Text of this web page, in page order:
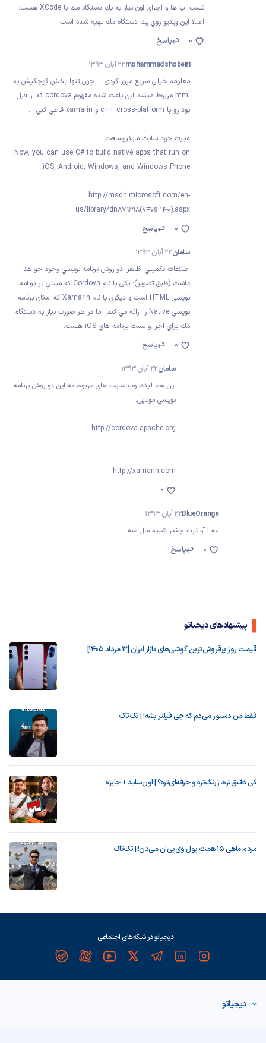
تست اپ ها و اجراي اون نياز به يك دستگاه مك با XCode هست.
اصلا اين ويديو روي يك دستگاه مك تهيه شده است.
پاسخ
0
mohammad shobeiri22 آبان 1393
معلومه خيلي سريع مرور كردي … چون تنها بخش كوچكيش به
html مربوط ميشد اين باعث شده مفهوم cordova كه از قبل
بود رو با c++ cross-platform و xamarin قاطي كني …
عبارت خود سايت مايكروسافت :
Now, you can use C# to build native apps that run on
iOS, Android, Windows, and Windows Phone.
http://msdn.microsoft.com/en-
us/library/dn879698(v=vs.140).aspx
پاسخ
0
سامان22 آبان 1393
اطلاعات تكميلي: ظاهرا دو روش برنامه نويسي وجود خواهد
داشت (طبق تصوير): يكي با نام Cordova كه مبتني بر برنامه
نويسي HTML است و ديگري با نام Xamarin كه امكان برنامه
نويسي Native را ارائه مي كند. اما در هر صورت نياز به دستگاه
مك براي اجرا و تست برنامه هاي iOS هست.
پاسخ
0
سامان22 آبان 1393
اين هم لينك وب سايت هاي مربوط به اين دو روش برنامه
نويسي موبايل:
http://cordova.apache.org
http://xamarin.com
0
BlueOrange22 آبان 1393
عه ! آواتارت چقدر شبیه مال منه
پاسخ
0
پیشنهادهای دیجیاتو
قیمت روز پرفروش‌ترین گوشی‌های بازار ایران [12 مرداد 1405]
فقط من دستور می‌دم که چی فیلتر بشه! | تک‌تاک
کی دقیق‌تره، زرنگ‌تره و حرفه‌ای‌تره؟ | اون‌ساید + جایزه
مردم ماهی ۱۵ همت پول وی‌پی‌ان می‌دن! | تک‌تاک
دیجیاتو در شبکه‌های اجتماعی
دیجیاتو